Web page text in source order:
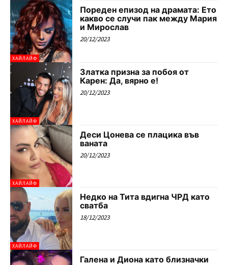
ХАЙЛАЙФ
Пореден епизод на драмата: Ето
какво се случи пак между Мария
и Мирослав
20/12/2023
ХАЙЛАЙФ
Златка призна за побоя от
Карен: Да, вярно е!
20/12/2023
ХАЙЛАЙФ
Деси Цонева се плацика във
ваната
20/12/2023
ХАЙЛАЙФ
Недко на Тита вдигна ЧРД като
сватба
18/12/2023
Галена и Диона като близначки